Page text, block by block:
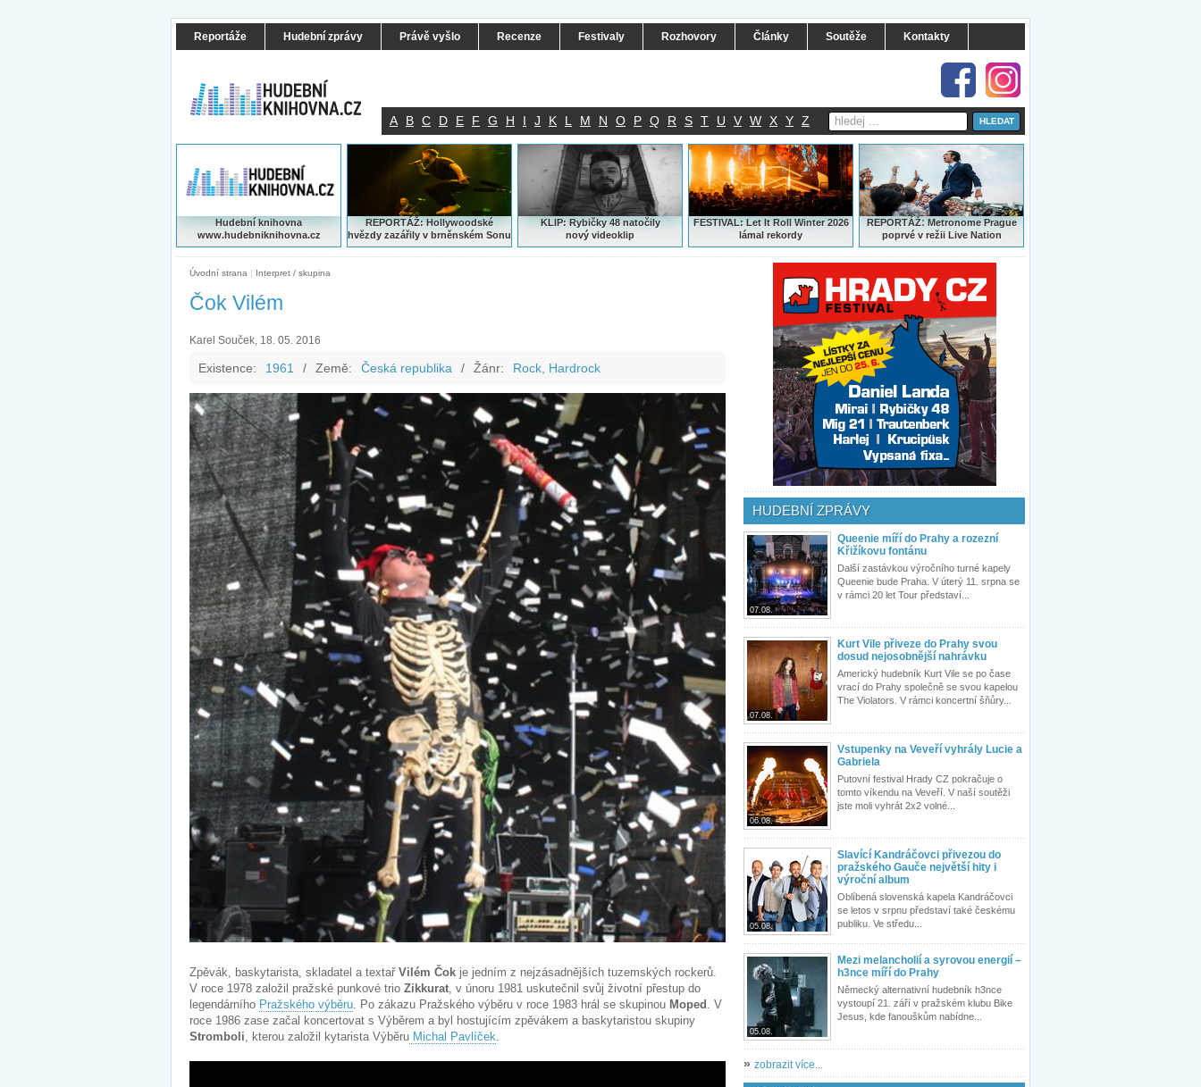
Reportáže Hudební zprávy Právě vyšlo Recenze Festivaly Rozhovory Články Soutěže Kontakty
A B C D E F G H I J K L M N O P Q R S T U V W X Y Z
Hudební knihovna
www.hudebniknihovna.cz
REPORTÁŽ: Hollywoodské
hvězdy zazářily v brněnském Sonu
KLIP: Rybičky 48 natočily
nový videoklip
FESTIVAL: Let It Roll Winter 2026
lámal rekordy
REPORTÁŽ:Metronome Prague
poprvé v režii Live Nation
Úvodní strana | Interpret / skupina
Čok Vilém
Karel Souček, 18. 05. 2016
Existence: 1961 / Země: Česká republika / Žánr: Rock, Hardrock
Zpěvák, baskytarista, skladatel a textař Vilém Čok je jedním z nejzásadnějších tuzemských rockerů.
V roce 1978 založil pražské punkové trio Zikkurat, v únoru 1981 uskutečnil svůj životní přestup do
legendárního Pražského výběru. Po zákazu Pražského výběru v roce 1983 hrál se skupinou Moped . V
roce 1986 zase začal koncertovat s Výběrem a byl hostujícím zpěvákem a baskytaristou skupiny
Stromboli, kterou založil kytarista Výběru Michal Pavlíček.
HUDEBNÍ ZPRÁVY
07.08.
Queenie míří do Prahy a rozezní
Křižíkovu fontánu
Další zastávkou výročního turné kapely
Queenie bude Praha. V úterý 11. srpna se
v rámci 20 let Tour představí...
07.08.
Kurt Vile přiveze do Prahy svou
dosud nejosobnější nahrávku
Americký hudebník Kurt Vile se po čase
vrací do Prahy společně se svou kapelou
The Violators. V rámci koncertní šňůry...
06.08.
Vstupenky na Veveří vyhrály Lucie a
Gabriela
Putovní festival Hrady CZ pokračuje o
tomto víkendu na Veveří. V naší soutěži
jste moli vyhrát 2x2 volné...
05.08.
Slavící Kandráčovci přivezou do
pražského Gauče největší hity i
výroční album
Oblíbená slovenská kapela Kandráčovci
se letos v srpnu představí také českému
publiku. Ve středu...
05.08.
Mezi melancholií a syrovou energií –
h3nce míří do Prahy
Německý alternativní hudebník h3nce
vystoupí 21. září v pražském klubu Bike
Jesus, kde fanouškům nabídne...
» zobrazit více...